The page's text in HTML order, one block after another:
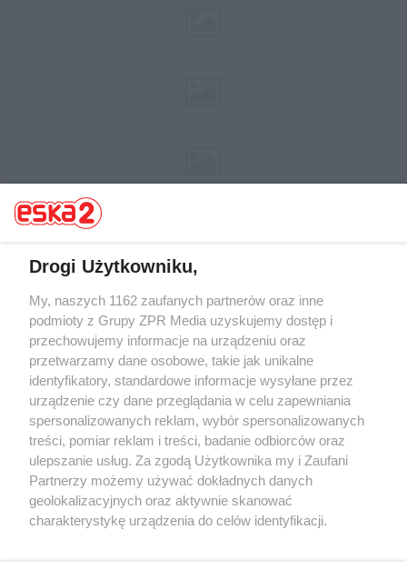
Żaden utwór zamieszczony w serwisie nie może być powielany i
rozpowszechniany lub dalej rozpowszechniany w jakikolwiek sposób (w
tym także elektroniczny lub mechaniczny) na jakimkolwiek polu
eksploatacji w jakiejkolwiek formie, włącznie z umieszczaniem w
Internecie bez pisemnej zgody właściciela praw. Jakiekolwiek użycie lub
wykorzystanie utworów w całości lub w części z naruszeniem prawa,
tzn. bez właściwej zgody, jest zabronione pod groźbą kary i może być
ścigane prawnie.
Drogi Użytkowniku,
My, naszych 1162 zaufanych partnerów oraz inne
podmioty z Grupy ZPR Media uzyskujemy dostęp i
przechowujemy informacje na urządzeniu oraz
przetwarzamy dane osobowe, takie jak unikalne
identyfikatory, standardowe informacje wysyłane przez
urządzenie czy dane przeglądania w celu zapewniania
spersonalizowanych reklam, wybór spersonalizowanych
treści, pomiar reklam i treści, badanie odbiorców oraz
ulepszanie usług. Za zgodą Użytkownika my i Zaufani
Partnerzy możemy używać dokładnych danych
geolokalizacyjnych oraz aktywnie skanować
charakterystykę urządzenia do celów identyfikacji.